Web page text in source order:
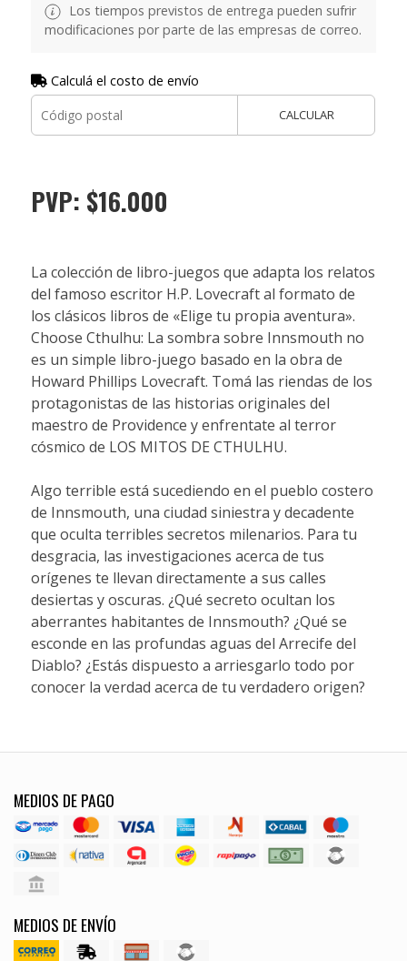
Los tiempos previstos de entrega pueden sufrir
modificaciones por parte de las empresas de correo.
Calculá el costo de envío
CALCULAR
PVP: $16.000
La colección de libro-juegos que adapta los relatos
del famoso escritor H.P. Lovecraft al formato de
los clásicos libros de «Elige tu propia aventura».
Choose Cthulhu: La sombra sobre Innsmouth no
es un simple libro-juego basado en la obra de
Howard Phillips Lovecraft. Tomá las riendas de los
protagonistas de las historias originales del
maestro de Providence y enfrentate al terror
cósmico de LOS MITOS DE CTHULHU.
Algo terrible está sucediendo en el pueblo costero
de Innsmouth, una ciudad siniestra y decadente
que oculta terribles secretos milenarios. Para tu
desgracia, las investigaciones acerca de tus
orígenes te llevan directamente a sus calles
desiertas y oscuras. ¿Qué secreto ocultan los
aberrantes habitantes de Innsmouth? ¿Qué se
esconde en las profundas aguas del Arrecife del
Diablo? ¿Estás dispuesto a arriesgarlo todo por
conocer la verdad acerca de tu verdadero origen?
MEDIOS DE PAGO
MEDIOS DE ENVÍO